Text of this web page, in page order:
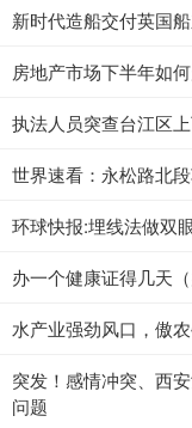
新时代造船交付英国
房地产市场下半年如
执法人员突查台江区
世界速看：永松路北
环球快报:埋线法做双
办一个健康证得几天
水产业强劲风口，傲
突发！感情冲突、西
问题